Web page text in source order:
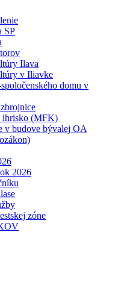
SP
Ilava
v Iliavke
domu v
ihrisko (MFK)
v budove bývalej OA
2026
zóne